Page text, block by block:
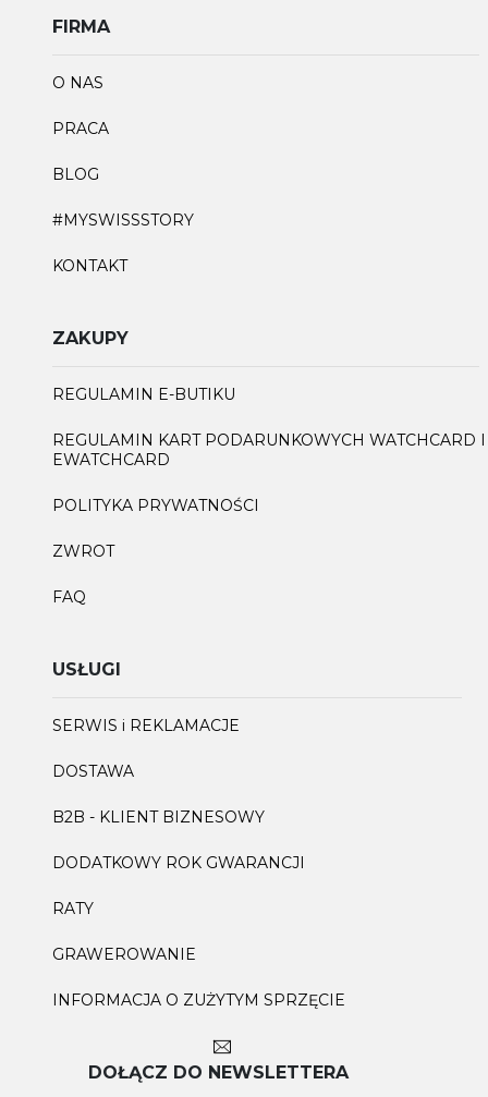
FIRMA
O NAS
PRACA
BLOG
#MYSWISSSTORY
KONTAKT
ZAKUPY
REGULAMIN E-BUTIKU
REGULAMIN KART PODARUNKOWYCH WATCHCARD I
EWATCHCARD
POLITYKA PRYWATNOŚCI
ZWROT
FAQ
USŁUGI
SERWIS i REKLAMACJE
DOSTAWA
B2B - KLIENT BIZNESOWY
DODATKOWY ROK GWARANCJI
RATY
GRAWEROWANIE
INFORMACJA O ZUŻYTYM SPRZĘCIE
DOŁĄCZ DO NEWSLETTERA